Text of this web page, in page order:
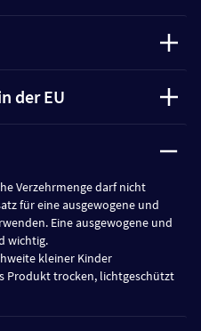
der EU
Verzehrmenge darf nicht
für eine ausgewogene und
Eine ausgewogene und
wichtig.
kleiner Kinder
Produkt trocken, lichtgeschützt